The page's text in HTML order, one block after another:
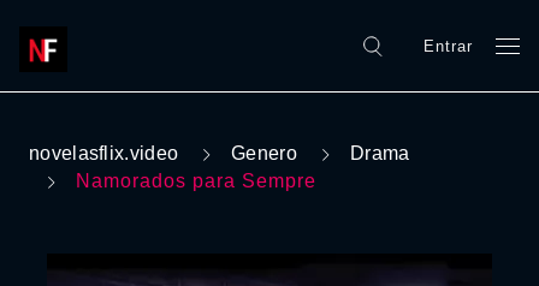
Entrar
novelasflix.video Genero
Drama
Namorados para Sempre